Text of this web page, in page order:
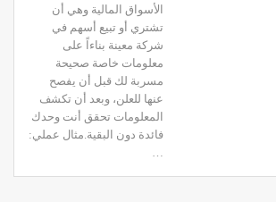
الأسواق المالية وهي أن
تشتري أو تبيع أسهم في
شركة معينة بناءاً على
معلومات خاصة صحيحة
مسربة لك قبل أن يفصح
عنها للعلن، وبعد أن تكشف
المعلومات تحقق أنت وحدك
فائدة دون البقية.مثال عملي:
…